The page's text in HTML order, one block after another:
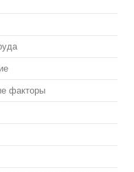
факторы